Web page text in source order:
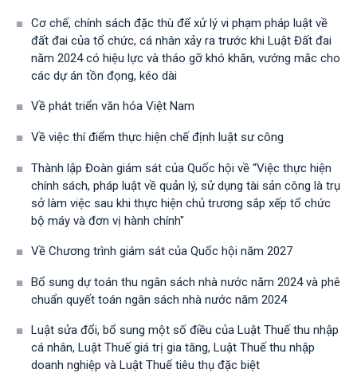
Cơ chế, chính sách đặc thù để xử lý vi phạm pháp luật về
đất đai của tổ chức, cá nhân xảy ra trước khi Luật Đất đai
năm 2024 có hiệu lực và tháo gỡ khó khăn, vướng mắc cho
các dự án tồn đọng, kéo dài
Về phát triển văn hóa Việt Nam
Về việc thí điểm thực hiện chế định luật sư công
Thành lập Đoàn giám sát của Quốc hội về “Việc thực hiện
chính sách, pháp luật về quản lý, sử dụng tài sản công là trụ
sở làm việc sau khi thực hiện chủ trương sắp xếp tổ chức
bộ máy và đơn vị hành chính"
Về Chương trình giám sát của Quốc hội năm 2027
Bổ sung dự toán thu ngân sách nhà nước năm 2024 và phê
chuẩn quyết toán ngân sách nhà nước năm 2024
Luật sửa đổi, bổ sung một số điều của Luật Thuế thu nhập
cá nhân, Luật Thuế giá trị gia tăng, Luật Thuế thu nhập
doanh nghiệp và Luật Thuế tiêu thụ đặc biệt